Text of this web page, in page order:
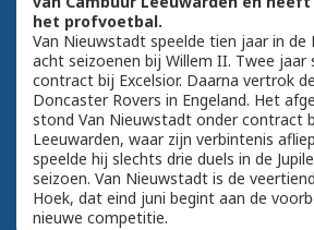
het profvoetbal.
Van Nieuwstadt speelde tien jaar in de
acht seizoenen bij Willem II. Twee
contract bij Excelsior. Daarna vertrok
Doncaster Rovers in Engeland. Het
stond Van Nieuwstadt onder contract
Leeuwarden, waar zijn verbintenis
speelde hij slechts drie duels in de
seizoen. Van Nieuwstadt is de
Hoek, dat eind juni begint aan de
nieuwe competitie.